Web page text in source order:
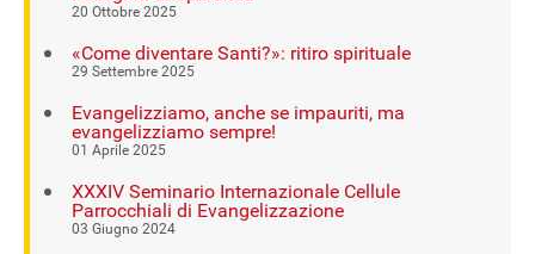
20 Ottobre 2025
«Come diventare Santi?»: ritiro spirituale
29 Settembre 2025
Evangelizziamo, anche se impauriti, ma
evangelizziamo sempre!
01 Aprile 2025
XXXIV Seminario Internazionale Cellule
Parrocchiali di Evangelizzazione
03 Giugno 2024